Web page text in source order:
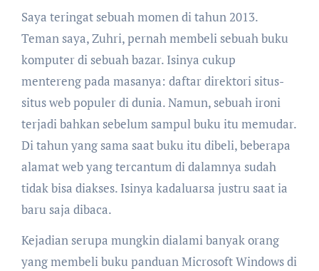
Saya teringat sebuah momen di tahun 2013.
Teman saya, Zuhri, pernah membeli sebuah buku
komputer di sebuah bazar. Isinya cukup
mentereng pada masanya: daftar direktori situs-
situs web populer di dunia. Namun, sebuah ironi
terjadi bahkan sebelum sampul buku itu memudar.
Di tahun yang sama saat buku itu dibeli, beberapa
alamat web yang tercantum di dalamnya sudah
tidak bisa diakses. Isinya kadaluarsa justru saat ia
baru saja dibaca.
Kejadian serupa mungkin dialami banyak orang
yang membeli buku panduan Microsoft Windows di